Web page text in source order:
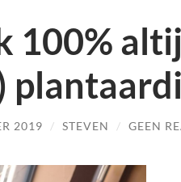
100%
2019 / STEVEN / GEEN